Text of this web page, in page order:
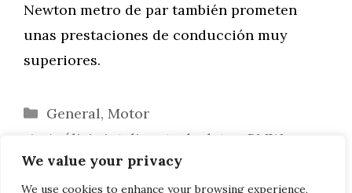
We value your privacy
We use cookies to enhance your browsing experience,
Newton metro de par también prometen
unas prestaciones de conducción muy
superiores.
Categorías
General, Motor
Análisis inteligente de datos: BMW y
Amazon colaboran
Innovaciones BMW 2021: del Serie 2